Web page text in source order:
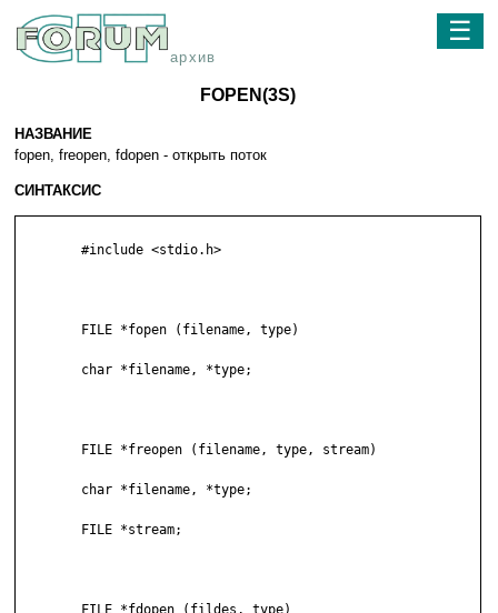
архив
☰
FOPEN(3S)
НАЗВАНИЕ
fopen, freopen, fdopen - открыть поток
СИНТАКСИС